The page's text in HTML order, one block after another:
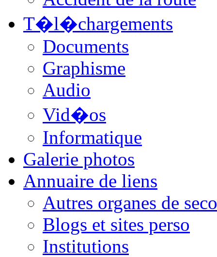
T�l�chargements
Documents
Graphisme
Audio
Vid�os
Informatique
Galerie photos
Annuaire de liens
Autres organes de
Blogs et sites perso
Institutions